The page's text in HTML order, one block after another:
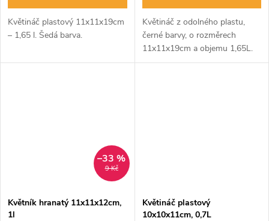
Květináč plastový 11x11x19cm
– 1,65 l. Šedá barva.
Květináč z odolného plastu,
černé barvy, o rozměrech
11x11x19cm a objemu 1,65L.
Ideální pro pěstování rostlin v
9 Kč
–33 %
Květník hranatý 11x11x12cm,
1l
Květináč plastový
10x10x11cm, 0,7L